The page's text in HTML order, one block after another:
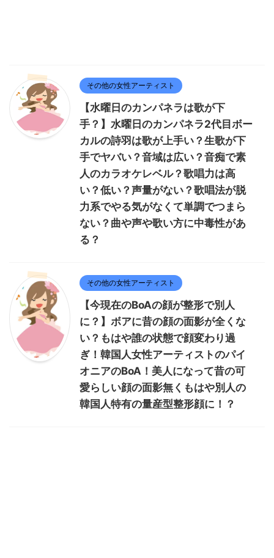
その他の女性アーティスト
【水曜日のカンパネラは歌が下
手？】水曜日のカンパネラ2代目ボー
カルの詩羽は歌が上手い？生歌が下
手でヤバい？音域は広い？音痴で素
人のカラオケレベル？歌唱力は高
い？低い？声量がない？歌唱法が脱
力系でやる気がなくて単調でつまら
ない？曲や声や歌い方に中毒性があ
る？
その他の女性アーティスト
【今現在のBoAの顔が整形で別人
に？】ボアに昔の顔の面影が全くな
い？もはや誰の状態で顔変わり過
ぎ！韓国人女性アーティストのパイ
オニアのBoA！美人になって昔の可
愛らしい顔の面影無くもはや別人の
韓国人特有の量産型整形顔に！？